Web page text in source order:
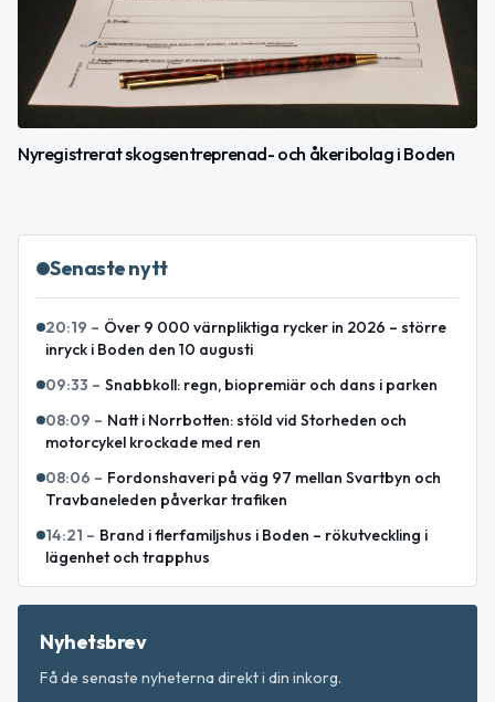
Nyregistrerat skogsentreprenad- och åkeribolag i Boden
Senaste nytt
20:19 – Över 9 000 värnpliktiga rycker in 2026 – större
inryck i Boden den 10 augusti
09:33 – Snabbkoll: regn, biopremiär och dans i parken
08:09 – Natt i Norrbotten: stöld vid Storheden och
motorcykel krockade med ren
08:06 – Fordonshaveri på väg 97 mellan Svartbyn och
Travbaneleden påverkar trafiken
14:21 – Brand i flerfamiljshus i Boden – rökutveckling i
lägenhet och trapphus
Nyhetsbrev
Få de senaste nyheterna direkt i din inkorg.